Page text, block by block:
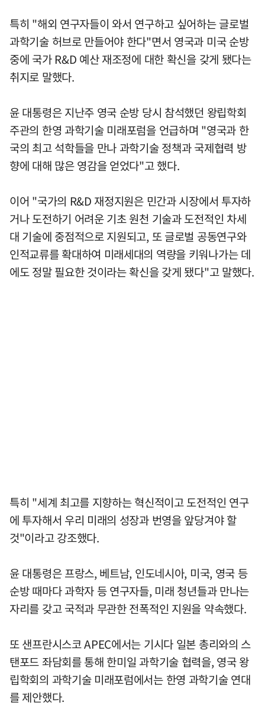
특히 "해외 연구자들이 와서 연구하고 싶어하는 글로벌
과학기술 허브로 만들어야 한다"면서 영국과 미국 순방
중에 국가 R&D 예산 재조정에 대한 확신을 갖게 됐다는
취지로 말했다.
윤 대통령은 지난주 영국 순방 당시 참석했던 왕립학회
주관의 한영 과학기술 미래포럼을 언급하며 "영국과 한
국의 최고 석학들을 만나 과학기술 정책과 국제협력 방
향에 대해 많은 영감을 얻었다"고 했다.
이어 "국가의 R&D 재정지원은 민간과 시장에서 투자하
거나 도전하기 어려운 기초 원천 기술과 도전적인 차세
대 기술에 중점적으로 지원되고, 또 글로벌 공동연구와
인적교류를 확대하여 미래세대의 역량을 키워나가는 데
에도 정말 필요한 것이라는 확신을 갖게 됐다"고 말했다.
특히 "세계 최고를 지향하는 혁신적이고 도전적인 연구
에 투자해서 우리 미래의 성장과 번영을 앞당겨야 할
것"이라고 강조했다.
윤 대통령은 프랑스, 베트남, 인도네시아, 미국, 영국 등
순방 때마다 과학자 등 연구자들, 미래 청년들과 만나는
자리를 갖고 국적과 무관한 전폭적인 지원을 약속했다.
또 샌프란시스코 APEC에서는 기시다 일본 총리와의 스
탠포드 좌담회를 통해 한미일 과학기술 협력을, 영국 왕
립학회의 과학기술 미래포럼에서는 한영 과학기술 연대
를 제안했다.